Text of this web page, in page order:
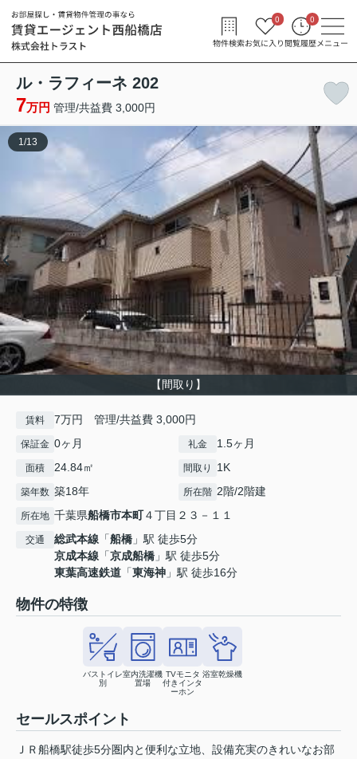
物件検索お気に入り
0
閲覧履歴
0
メニュー
ル・ラフィーネ 202
7万円 管理/共益費 3,000円
【間取り】
1/13
賃料 7万円 管理/共益費 3,000円
保証金 0ヶ月 礼金 1.5ヶ月
面積 24.84㎡ 間取り 1K
築年数 築18年 所在階 2階/2階建
所在地 千葉県船橋市本町４丁目２３－１１
交通 総武本線 「船橋 」駅 徒歩5分
京成本線 「京成船橋 」駅 徒歩5分
東葉高速鉄道 「東海神 」駅 徒歩16分
物件の特徴
バストイレ
別
室内洗濯機
置場
TVモニタ
付きインタ
ーホン
浴室乾燥機
セールスポイント
ＪＲ船橋駅徒歩5分圏内と便利な立地、設備充実のきれいなお部